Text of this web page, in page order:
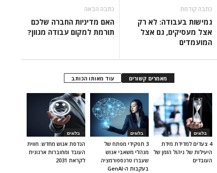
כתבה קודמת
גמישות בעבודה: לא רק
אצל מעסיקים, גם אצל
המועמדים
כתבה הבאה
האם מדיניות החברה שלכם
תורמת למקום עבודה מגוון?
מאמרים קשורים עוד מאותו הכותב
בלוגים
הנדסת אנוש מחדש: חווית
העובד ומחוברות ארגונית
לקראת 2031
בלוגים
3 תפקידי מפתח של
מנהלי משאבי אנוש
שעברו טרנספורמציה
בעקבות ה-GenAI
בלוגים
4 צעדים למדידת מידת
היעילות של ניהול הזמן של
העובדים